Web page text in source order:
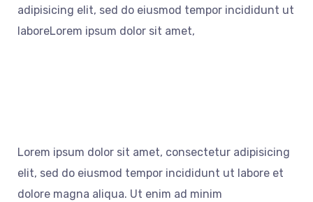
adipisicing elit, sed do eiusmod tempor incididunt ut
laboreLorem ipsum dolor sit amet,
Lorem ipsum dolor sit amet, consectetur adipisicing
elit, sed do eiusmod tempor incididunt ut labore et
dolore magna aliqua. Ut enim ad minim